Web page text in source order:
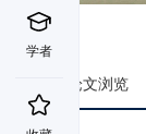
学者
论文浏览